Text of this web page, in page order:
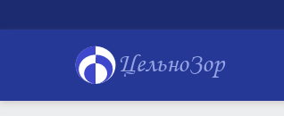
ЦельноЗор